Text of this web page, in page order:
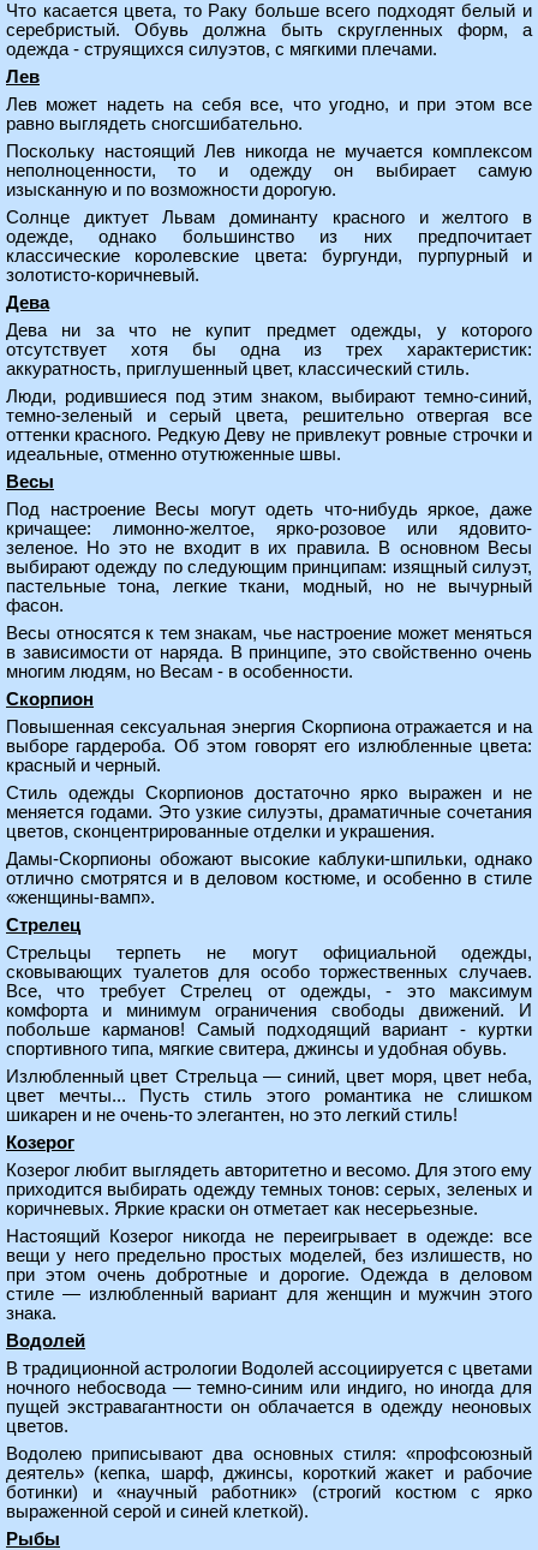
Что касается цвета, то Раку больше всего подходят белый и
серебристый. Обувь должна быть скругленных форм, а
одежда - струящихся силуэтов, с мягкими плечами.
Лев
Лев может надеть на себя все, что угодно, и при этом все
равно выглядеть сногсшибательно.
Поскольку настоящий Лев никогда не мучается комплексом
неполноценности, то и одежду он выбирает самую
изысканную и по возможности дорогую.
Солнце диктует Львам доминанту красного и желтого в
одежде, однако большинство из них предпочитает
классические королевские цвета: бургунди, пурпурный и
золотисто-коричневый.
Дева
Дева ни за что не купит предмет одежды, у которого
отсутствует хотя бы одна из трех характеристик:
аккуратность, приглушенный цвет, классический стиль.
Люди, родившиеся под этим знаком, выбирают темно-синий,
темно-зеленый и серый цвета, решительно отвергая все
оттенки красного. Редкую Деву не привлекут ровные строчки и
идеальные, отменно отутюженные швы.
Весы
Под настроение Весы могут одеть что-нибудь яркое, даже
кричащее: лимонно-желтое, ярко-розовое или ядовито-
зеленое. Но это не входит в их правила. В основном Весы
выбирают одежду по следующим принципам: изящный силуэт,
пастельные тона, легкие ткани, модный, но не вычурный
фасон.
Весы относятся к тем знакам, чье настроение может меняться
в зависимости от наряда. В принципе, это свойственно очень
многим людям, но Весам - в особенности.
Скорпион
Повышенная сексуальная энергия Скорпиона отражается и на
выборе гардероба. Об этом говорят его излюбленные цвета:
красный и черный.
Стиль одежды Скорпионов достаточно ярко выражен и не
меняется годами. Это узкие силуэты, драматичные сочетания
цветов, сконцентрированные отделки и украшения.
Дамы-Скорпионы обожают высокие каблуки-шпильки, однако
отлично смотрятся и в деловом костюме, и особенно в стиле
«женщины-вамп».
Стрелец
Стрельцы терпеть не могут официальной одежды,
сковывающих туалетов для особо торжественных случаев.
Все, что требует Стрелец от одежды, - это максимум
комфорта и минимум ограничения свободы движений. И
побольше карманов! Самый подходящий вариант - куртки
спортивного типа, мягкие свитера, джинсы и удобная обувь.
Излюбленный цвет Стрельца — синий, цвет моря, цвет неба,
цвет мечты... Пусть стиль этого романтика не слишком
шикарен и не очень-то элегантен, но это легкий стиль!
Козерог
Козерог любит выглядеть авторитетно и весомо. Для этого ему
приходится выбирать одежду темных тонов: серых, зеленых и
коричневых. Яркие краски он отметает как несерьезные.
Настоящий Козерог никогда не переигрывает в одежде: все
вещи у него предельно простых моделей, без излишеств, но
при этом очень добротные и дорогие. Одежда в деловом
стиле — излюбленный вариант для женщин и мужчин этого
знака.
Водолей
В традиционной астрологии Водолей ассоциируется с цветами
ночного небосвода — темно-синим или индиго, но иногда для
пущей экстравагантности он облачается в одежду неоновых
цветов.
Водолею приписывают два основных стиля: «профсоюзный
деятель» (кепка, шарф, джинсы, короткий жакет и рабочие
ботинки) и «научный работник» (строгий костюм с ярко
выраженной серой и синей клеткой).
Рыбы